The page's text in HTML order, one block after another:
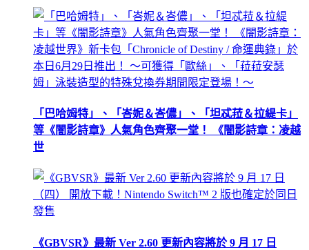
「巴哈姆特」、「峇妮＆峇儂」、「坦忒菈＆拉緹卡」
等《闇影詩章》人氣角色齊聚一堂！ 《闇影詩章：凌越
世
《GBVSR》最新 Ver 2.60 更新內容將於 9 月 17 日